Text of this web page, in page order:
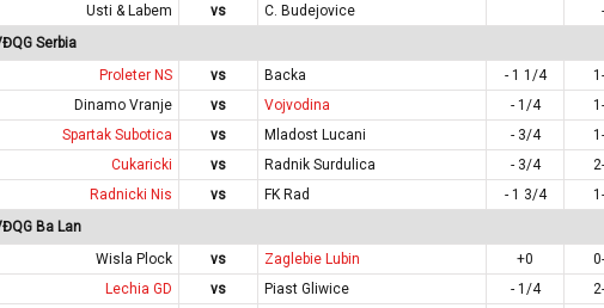
Usti & Labem vs C. Budejovice
-
Serbia
Proleter NS vs Backa - 1 1/4
Dinamo Vranje vs Vojvodina - 1/4
Spartak Subotica vs Mladost Lucani - 3/4
Cukaricki vs Radnik Surdulica - 3/4
Radnicki Nis vs FK Rad - 1 3/4
Ba Lan
Wisla Plock vs Zaglebie Lubin +0
Lechia GD vs Piast Gliwice - 1/4